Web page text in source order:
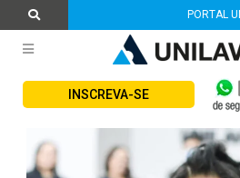
PORTAL
INSCREVA-SE